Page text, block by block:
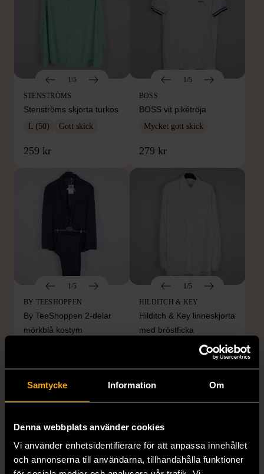
Samtycke Information Om
Denna webbplats använder cookies
Vi använder enhetsidentifierare för att anpassa innehållet
och annonserna till användarna, tillhandahålla funktioner
1/5
STENSTRÖMS
Stenströms skjorta turkos
L (50) Gott skick
259 kr
1/5
BOSS
BOSS vit pikétröja
Mycket gott skick
279 kr
1/5
BY TEESHOPPEN
By TeeShoppen 2-delar
mörkblå kostym
399 kr
1/5
HILDITCH & KEY
Hilditch & Key linneskjorta
med bröstficka
Mycket gott skick
399 kr